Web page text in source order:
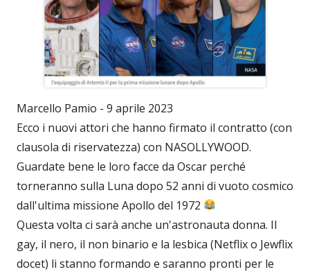
Marcello Pamio - 9 aprile 2023
Ecco i nuovi attori che hanno firmato il contratto (con
clausola di riservatezza) con NASOLLYWOOD.
Guardate bene le loro facce da Oscar perché
torneranno sulla Luna dopo 52 anni di vuoto cosmico
dall'ultima missione Apollo del 1972
Questa volta ci sarà anche un'astronauta donna. Il
gay, il nero, il non binario e la lesbica (Netflix o Jewflix
docet) li stanno formando e saranno pronti per le